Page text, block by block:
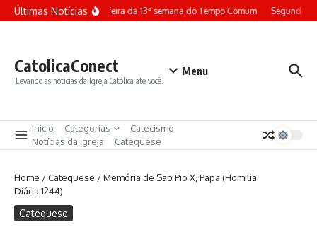
Ir para o conteúdo
Últimas NotíciasTerça-feira da 13ª semana do Tempo Comum Segunda-
CatolicaConect
Levando as noticias da Igreja Católica ate você.
Menu
Inicio Categorias
Catecismo
Notícias da Igreja
Catequese
Home /Catequese /Memória de São Pio X, Papa (Homilia
Diária.1244)
Catequese